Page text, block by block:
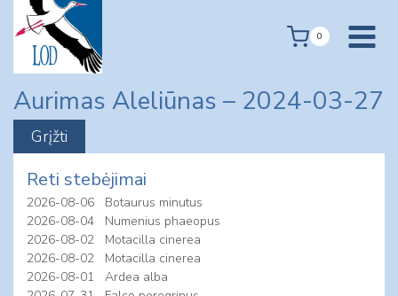
content
0
Aurimas Aleliūnas – 2024-03-27
Reti stebėjimai
2026-08-06
Botaurus minutus
2026-08-04
Numenius phaeopus
2026-08-02
Motacilla cinerea
2026-08-02
Motacilla cinerea
2026-08-01
Ardea alba